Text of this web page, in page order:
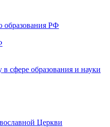
образования РФ
сфере образования и науки
Церкви